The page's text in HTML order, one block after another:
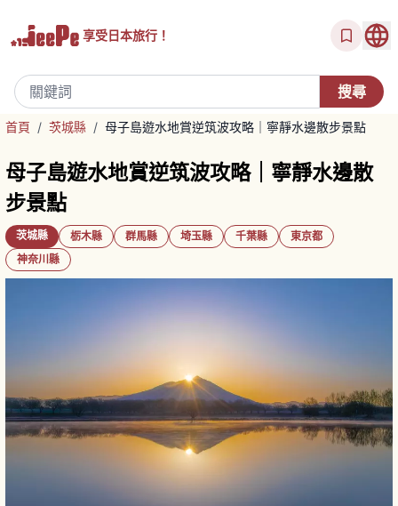
享受日本旅行！
首頁 / 茨城縣 / 母子島遊水地賞逆筑波攻略｜寧靜水邊散步景點
母子島遊水地賞逆筑波攻略｜寧靜水邊散
步景點
茨城縣 栃木縣 群馬縣 埼玉縣 千葉縣
東京都
神奈川縣